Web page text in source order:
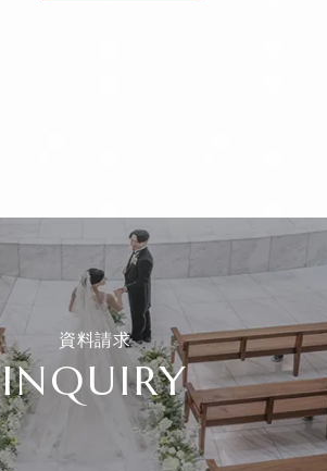
資料請求
INQUIRY